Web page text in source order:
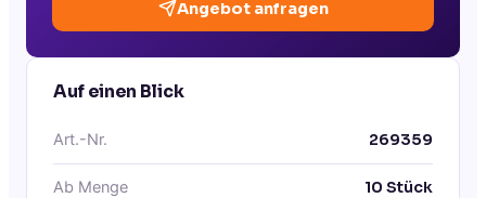
Angebot anfragen
Auf einen Blick
Art.-Nr. 269359
Ab Menge 10 Stück